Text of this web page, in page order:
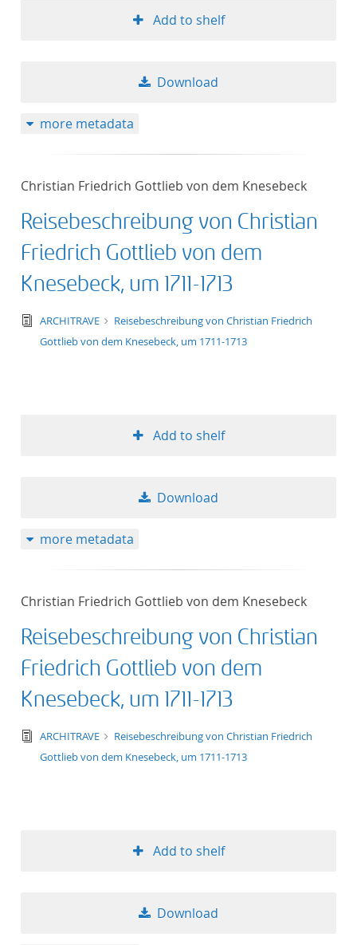
Add to shelf
Download
more metadata
Christian Friedrich Gottlieb von dem Knesebeck
Reisebeschreibung von Christian
Friedrich Gottlieb von dem
Knesebeck, um 1711-1713
text/tg.edition+tg.aggregation+xml
ARCHITRAVE
Reisebeschreibung von Christian Friedrich
Gottlieb von dem Knesebeck, um 1711-1713
Add to shelf
Download
more metadata
Christian Friedrich Gottlieb von dem Knesebeck
Reisebeschreibung von Christian
Friedrich Gottlieb von dem
Knesebeck, um 1711-1713
text/tg.edition+tg.aggregation+xml
ARCHITRAVE
Reisebeschreibung von Christian Friedrich
Gottlieb von dem Knesebeck, um 1711-1713
Add to shelf
Download